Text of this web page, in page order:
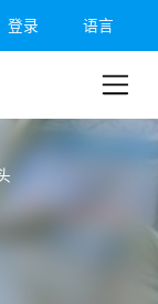
登录 语言